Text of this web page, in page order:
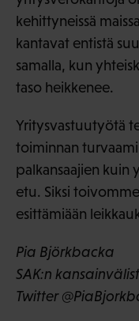
kehittyneissä
kantavat entistä
samalla, kun
taso heikkenee.
Yritysvastuutyötä
toiminnan
palkansaajien kuin
etu. Siksi
esittämiään
Pia Björkbacka
SAK:n
Twitter